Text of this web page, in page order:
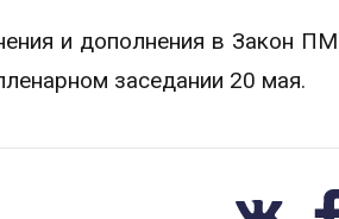
и дополнения в Закон
заседании 20 мая.